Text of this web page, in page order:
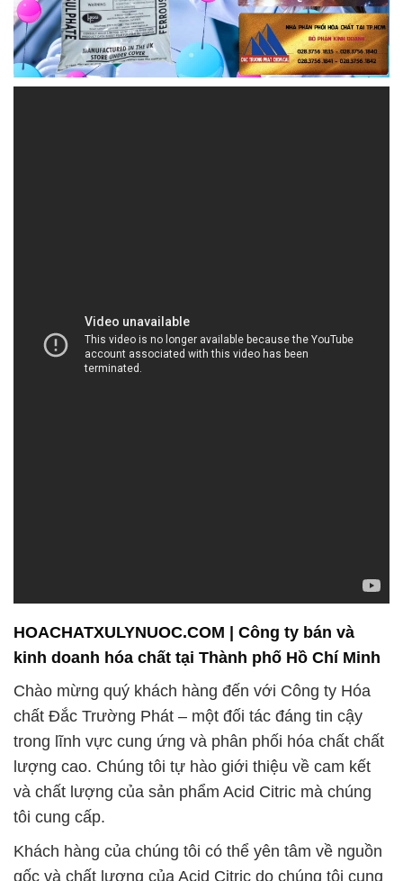
Chào mừng quý khách hàng đến với Công ty Hóa
chất Đắc Trường Phát – một đối tác đáng tin cậy
trong lĩnh vực cung ứng và phân phối hóa chất chất
lượng cao. Chúng tôi tự hào giới thiệu về cam kết
và chất lượng của sản phẩm Acid Citric mà chúng
tôi cung cấp.
Khách hàng của chúng tôi có thể yên tâm về nguồn
gốc và chất lượng của Acid Citric do chúng tôi cung
cấp. Với hơn một năm kinh nghiệm trong ngành,
chúng tôi đã xây dựng được uy tín vững chắc, làm
cho chúng tôi trở thành đối tác tin cậy cho sự phát
triển của quý khách hàng.